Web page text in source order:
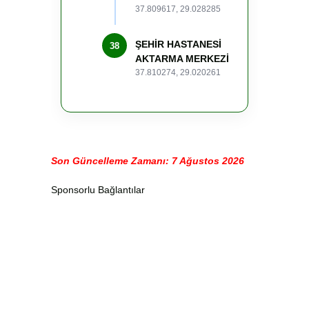
37.809617, 29.028285
38
ŞEHİR HASTANESİ
AKTARMA MERKEZİ
37.810274, 29.020261
Son Güncelleme Zamanı: 7 Ağustos 2026
Sponsorlu Bağlantılar